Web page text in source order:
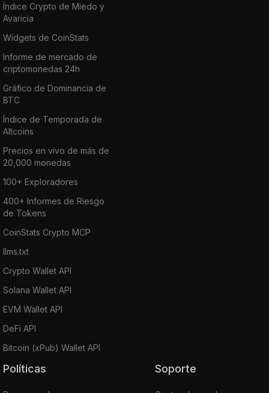
Índice Crypto de Miedo y
Avaricia
Widgets de CoinStats
Informe de mercado de
criptomonedas 24h
Gráfico de Dominancia de
BTC
Índice de Temporada de
Altcoins
Precios en vivo de más de
20,000 monedas
100+ Exploradores
400+ Informes de Riesgo
de Tokens
CoinStats Crypto MCP
llms.txt
Crypto Wallet API
Solana Wallet API
EVM Wallet API
DeFi API
Bitcoin (xPub) Wallet API
Políticas Soporte